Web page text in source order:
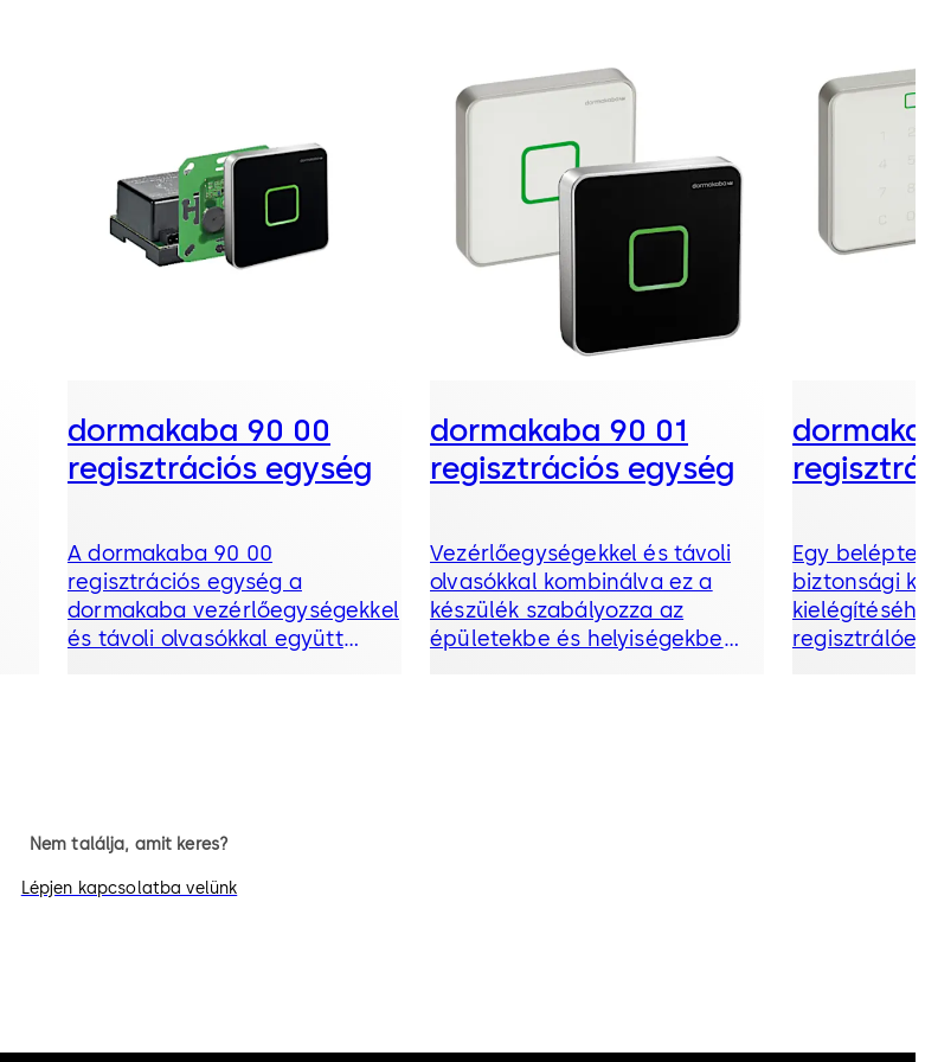
dormakaba 90 00
regisztrációs egység
A dormakaba 90 00
regisztrációs egység a
dormakaba vezérlőegységekkel
és távoli olvasókkal együtt
dormakaba 90 01
regisztrációs egység
Vezérlőegységekkel és távoli
olvasókkal kombinálva ez a
készülék szabályozza az
épületekbe és helyiségekbe
Egy
biztonsági
Nem találja, amit keres?
Lépjen kapcsolatba velünk